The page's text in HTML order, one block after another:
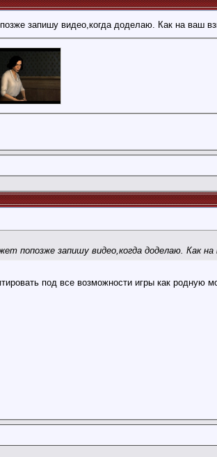
запишу видео,когда доделаю. Как на ваш
попозже запишу видео,когда доделаю. Как
под все возможности игры как родную